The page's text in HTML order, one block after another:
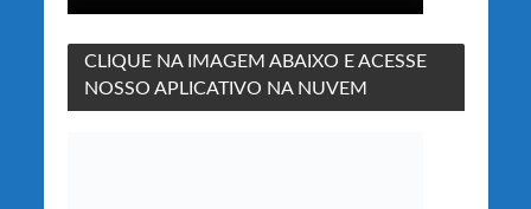
CLIQUE NA IMAGEM ABAIXO E ACESSE
NOSSO APLICATIVO NA NUVEM